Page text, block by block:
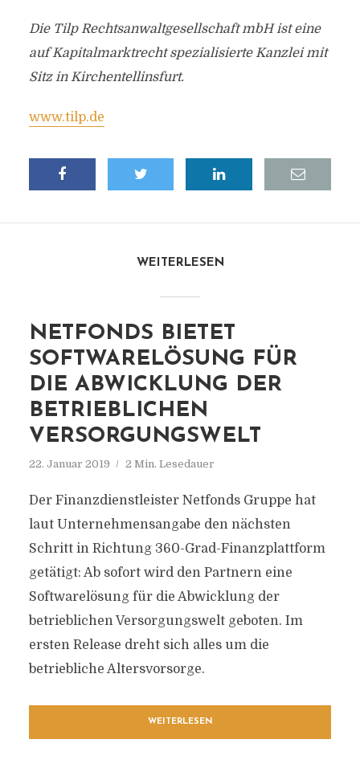
Die Tilp Rechtsanwaltgesellschaft mbH ist eine
auf Kapitalmarktrecht spezialisierte Kanzlei mit
Sitz in Kirchentellinsfurt.
www.tilp.de
WEITERLESEN
NETFONDS BIETET
SOFTWARELÖSUNG FÜR
DIE ABWICKLUNG DER
BETRIEBLICHEN
VERSORGUNGSWELT
22. Januar 2019 2 Min. Lesedauer
Der Finanzdienstleister Netfonds Gruppe hat
laut Unternehmensangabe den nächsten
Schritt in Richtung 360-Grad-Finanzplattform
getätigt: Ab sofort wird den Partnern eine
Softwarelösung für die Abwicklung der
betrieblichen Versorgungswelt geboten. Im
ersten Release dreht sich alles um die
betriebliche Altersvorsorge.
WEITERLESEN